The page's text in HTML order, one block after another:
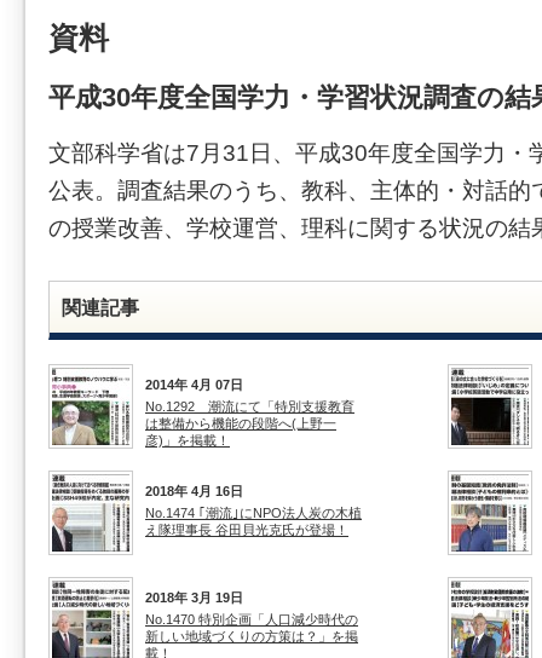
資料
平成30年度全国学力・学習状況調査の結
文部科学省は7月31日、平成30年度全国学力・
公表。調査結果のうち、教科、主体的・対話的
の授業改善、学校運営、理科に関する状況の結
関連記事
2014年 4月 07日
No.1292 潮流にて「特別支援教育
は整備から機能の段階へ(上野一
彦)」を掲載！
2018年 4月 16日
No.1474 ｢潮流｣にNPO法人炭の木植
え隊理事長 谷田貝光克氏が登場！
2018年 3月 19日
No.1470 特別企画「人口減少時代の
新しい地域づくりの方策は？」を掲
載！